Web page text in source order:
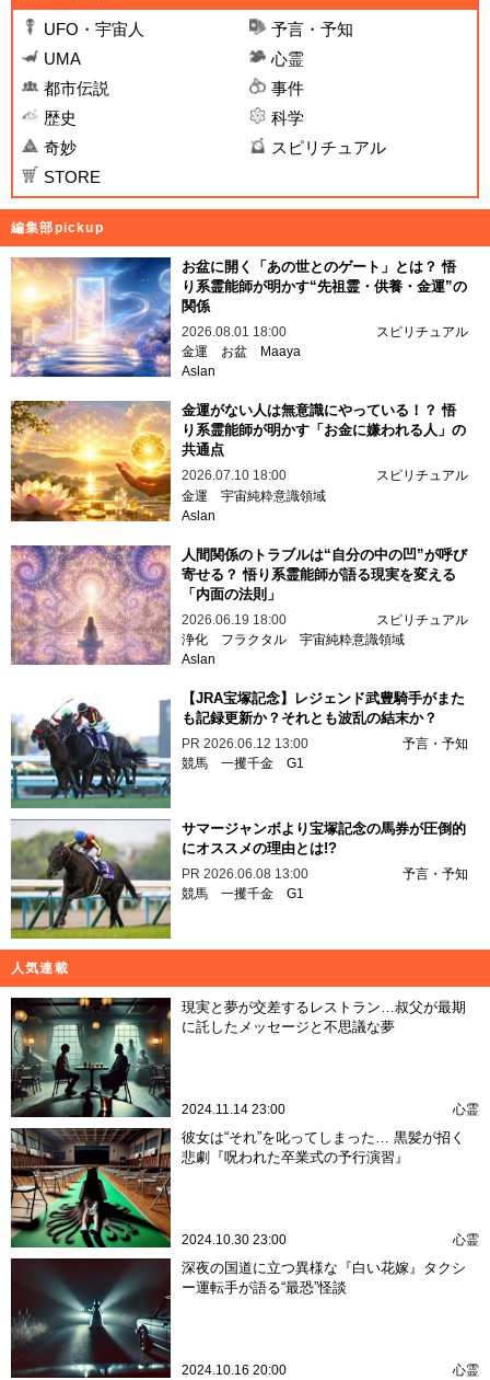
UFO・宇宙人
予言・予知
UMA
心霊
都市伝説
事件
歴史
科学
奇妙
スピリチュアル
STORE
編集部pickup
お盆に開く「あの世とのゲート」とは？ 悟
り系霊能師が明かす“先祖霊・供養・金運”の
関係
2026.08.01 18:00
スピリチュアル
金運
お盆
Maaya
Aslan
金運がない人は無意識にやっている！？ 悟
り系霊能師が明かす「お金に嫌われる人」の
共通点
2026.07.10 18:00
スピリチュアル
金運 宇宙純粋意識領域
Aslan
人間関係のトラブルは“自分の中の凹”が呼び
寄せる？ 悟り系霊能師が語る現実を変える
「内面の法則」
2026.06.19 18:00
スピリチュアル
浄化
フラクタル 宇宙純粋意識領域
Aslan
【JRA宝塚記念】レジェンド武豊騎手がまた
も記録更新か？それとも波乱の結末か？
PR 2026.06.12 13:00
予言・予知
競馬 一攫千金 G1
サマージャンボより宝塚記念の馬券が圧倒的
にオススメの理由とは!?
PR 2026.06.08 13:00
予言・予知
競馬 一攫千金 G1
人気連載
現実と夢が交差するレストラン…叔父が最期
に託したメッセージと不思議な夢
2024.11.14 23:00 心霊
彼女は“それ”を叱ってしまった… 黒髪が招く
悲劇『呪われた卒業式の予行演習』
2024.10.30 23:00 心霊
深夜の国道に立つ異様な『白い花嫁』タクシ
ー運転手が語る“最恐”怪談
2024.10.16 20:00 心霊